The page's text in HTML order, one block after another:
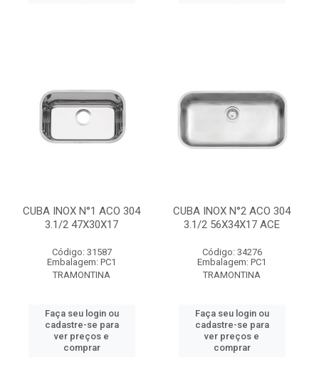
CUBA INOX N°1 ACO 304
3.1/2 47X30X17
Código: 31587
Embalagem: PC1
TRAMONTINA
Faça seu login ou
cadastre-se para
ver preços e
comprar
CUBA INOX N°2 ACO 304
3.1/2 56X34X17 ACE
Código: 34276
Embalagem: PC1
TRAMONTINA
Faça seu login ou
cadastre-se para
ver preços e
comprar